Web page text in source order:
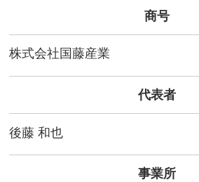
商号
株式会社国藤産業
代表者
後藤 和也
事業所